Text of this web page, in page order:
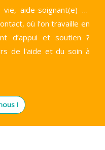
aide-soignant(e) …
où l’on travaille en
d’appui et soutien ?
de l'aide et du soin à
!